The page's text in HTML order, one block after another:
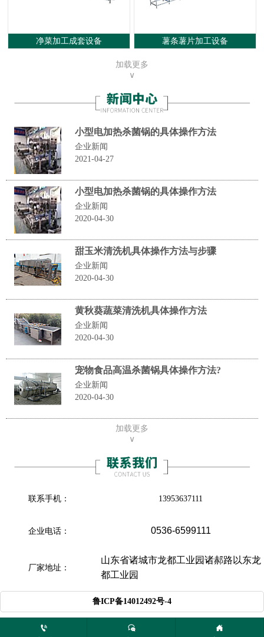
净菜加工成套设备 薯条薯片加工设备
加载更多
∨
小型电加热杀菌锅的具体操作方法
企业新闻
2021-04-27
小型电加热杀菌锅的具体操作方法
企业新闻
2020-04-30
甜玉米清洗机具体操作方法与步骤
企业新闻
2020-04-30
黄秋葵蔬菜清洗机具体操作方法
企业新闻
2020-04-30
宠物食品高温杀菌锅具体操作方法?
企业新闻
2020-04-30
加载更多
∨
联系手机： 13953637111
企业电话： 0536-6599111
厂家地址：
山东省诸城市龙都工业园诸郝路以东龙
都工业园
鲁ICP备14012492号-4